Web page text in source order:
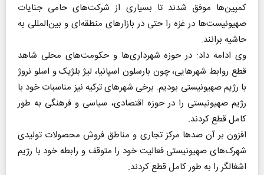
کمپین‌ها موفق شدند تا بسیاری از شرکت‌های حامی جنایات
صهیونیست‌ها در غزه را حتی در بازار‌های منطقه‌ای و بین‌المللی به
حاشیه برانند.
وی ادامه داد: در حوزه شهرداری‌ها و حکومت‌های محلی شاهد
قطع روابط شهرهایی، چون بارسلون اسپانیا، لیژ بلژیک و اسلو نروژ
با رژیم صهیونیستی بودیم. برخی شهر‌های ترکیه نیز مناسبات خود با
رژیم صهیونیستی را در حوزه اقتصادی، سیاسی و فرهنگی به طور
کامل قطع کردند.
افزون بر آن صد‌ها مرکز تجاری و مناطق فروش محصولات تولیدی
شهرک‌های صهیونیستی فعالیت خود را متوقف و رابطه خود با رژیم
اشغالگر را به طور کامل قطع کردند.